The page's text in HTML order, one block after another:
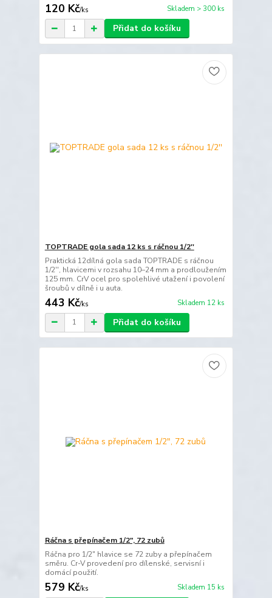
120 Kč/ks Skladem > 300 ks
Přidat do košíku
TOPTRADE gola sada 12 ks s ráčnou 1/2''
Praktická 12dílná gola sada TOPTRADE s ráčnou
1/2'', hlavicemi v rozsahu 10–24 mm a prodloužením
125 mm. CrV ocel pro spolehlivé utažení i povolení
šroubů v dílně i u auta.
443 Kč/ks Skladem 12 ks
Přidat do košíku
Ráčna s přepínačem 1/2", 72 zubů
Ráčna pro 1/2" hlavice se 72 zuby a přepínačem
směru. Cr-V provedení pro dílenské, servisní i
domácí použití.
579 Kč/ks Skladem 15 ks